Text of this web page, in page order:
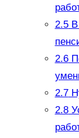
2.5В
2.6
2.7
2.8